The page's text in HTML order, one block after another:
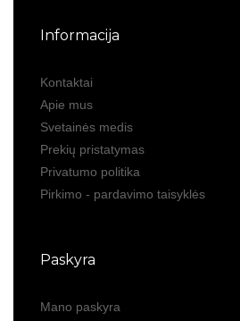
Informacija
Kontaktai
Apie mus
Svetainės medis
Prekių pristatymas
Privatumo politika
Pirkimo - pardavimo taisyklės
Paskyra
Mano paskyra